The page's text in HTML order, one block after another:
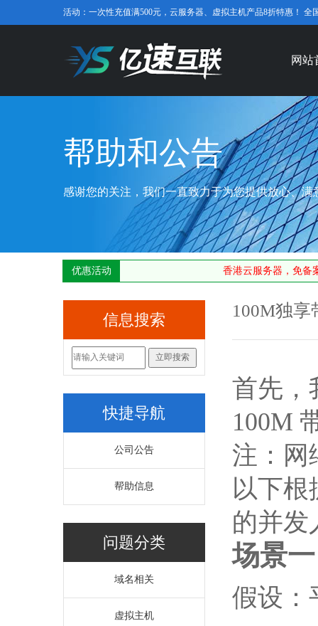
活动：一次性充值满500元，云服务器、虚拟主机产品8折特惠！ 全
网站
帮助和公告
感谢您的关注，我们一直致力于为您提供放心、满
优惠活动 香港云服务器，免备
信息搜索
快捷导航
公司公告
帮助信息
问题分类
域名相关
虚拟主机
100M独
首先，
100M
注：网
以下根
的并发
场景
假设：